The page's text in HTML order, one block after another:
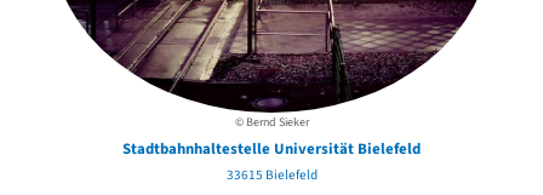
© Bernd Sieker
Stadtbahnhaltestelle Universität Bielefeld
33615 Bielefeld